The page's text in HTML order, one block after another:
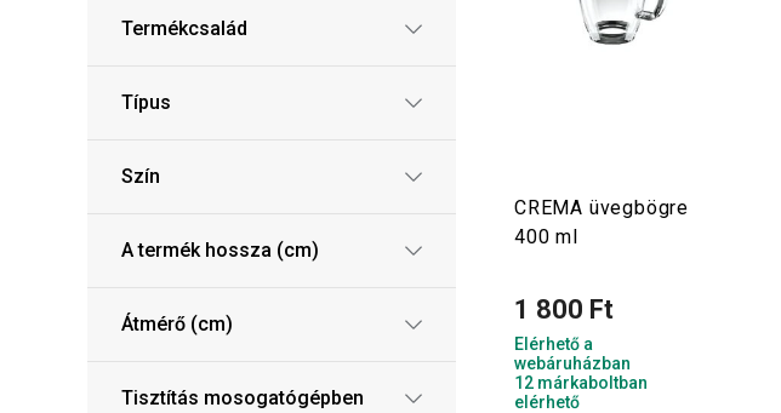
Termékcsalád
Típus
Szín
A termék hossza (cm)
Átmérő (cm)
Tisztítás mosogatógépben
CREMA üvegbögre
400 ml
1 800 Ft
Elérhető a
webáruházban
12 márkaboltban
elérhető